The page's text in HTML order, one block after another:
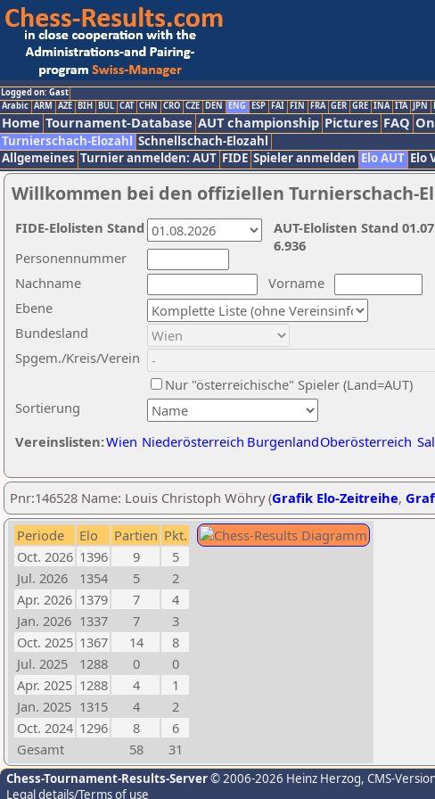
Logged on: Gast
Arabic ARM AZE BIH BUL CAT CHN CRO CZE DEN ENG ESP FAI FIN FRA GER GRE INA ITA JPN
Home Tournament-Database AUT championship Pictures FAQ
Turnierschach-Elozahl Schnellschach-Elozahl
Allgemeines Turnier anmelden: AUT FIDE Spieler anmelden Elo AUT Elo
Willkommen bei den offiziellen Turnierschach-
Nachname
Vorname
Ebene
Sortierung
Personennummer
Bundesland
Spgem./Kreis/Verein
Nur "österreichische" Spieler (Land=AUT)
Vereinslisten:Wien Niederösterreich BurgenlandOberösterreich
AUT-Elolisten Stand
6.936
FIDE-Elolisten Stand
Pnr:146528 Name: Louis Christoph Wöhry (Grafik Elo-Zeitreihe,
Periode Elo Partien Pkt.
Oct. 2026 1396 9
5
Jul. 2026
1354 5
2
Apr. 2026 1379 7
4
Jan. 2026 1337 7
3
Oct. 2025 1367 14
8
Jul. 2025
1288 0
0
Apr. 2025 1288 4
1
Jan. 2025 1315 4
2
Oct. 2024 1296 8
6
Gesamt
58 31
Chess-Tournament-Results-Server© 2006-2026 Heinz Herzog, CMS-
Legal details/Terms of use